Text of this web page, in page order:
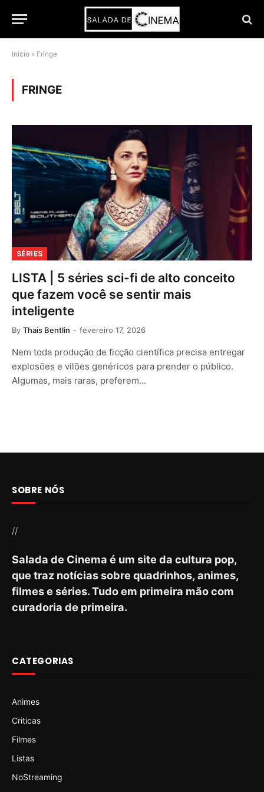
Início » Fringe
FRINGE
SÉRIES
LISTA | 5 séries sci-fi de alto conceito
que fazem você se sentir mais
inteligente
By Thais Bentlin fevereiro 17, 2026
Nem toda produção de ficção científica precisa entregar
explosões e vilões genéricos para prender o público.
Algumas, mais raras, preferem…
SOBRE NÓS
//
Salada de Cinema é um site da cultura pop,
que traz notícias sobre quadrinhos, animes,
filmes e séries. Tudo em primeira mão com
curadoria de primeira.
CATEGORIAS
Animes
Criticas
Filmes
Listas
NoStreaming